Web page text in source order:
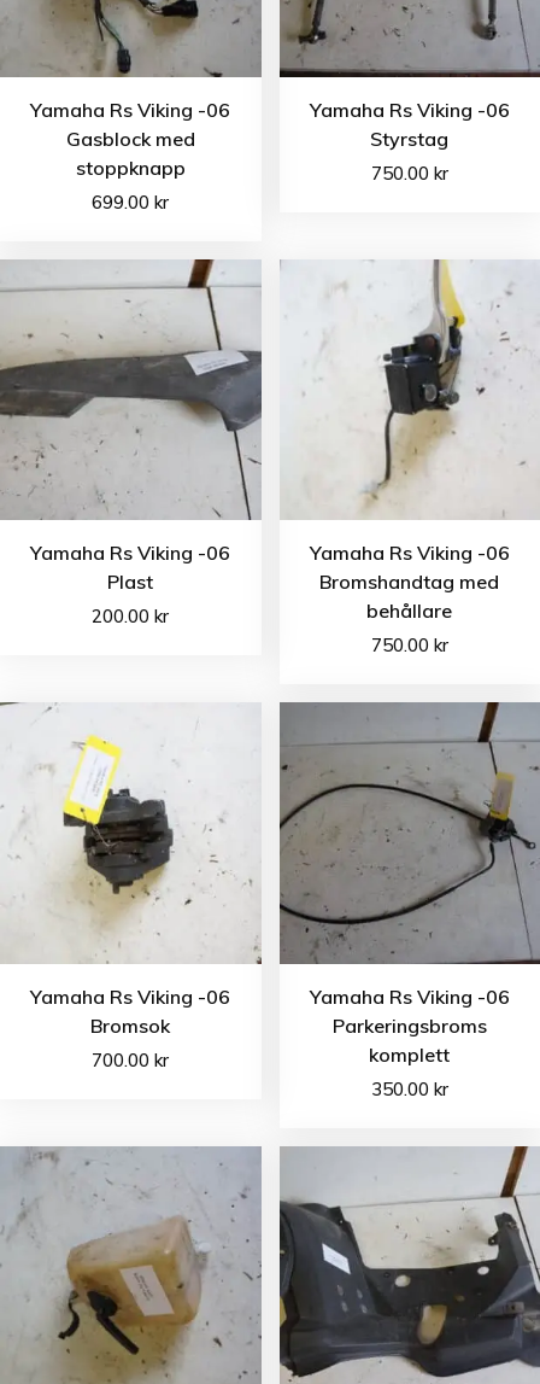
Yamaha Rs Viking -06
Gasblock med
stoppknapp
699.00kr
Yamaha Rs Viking -06
Styrstag
750.00 kr
Yamaha Rs Viking -06
Plast
200.00kr
Yamaha Rs Viking -06
Bromshandtag med
behållare
750.00 kr
Yamaha Rs Viking -06
Bromsok
700.00kr
Yamaha Rs Viking -06
Parkeringsbroms
komplett
350.00 kr